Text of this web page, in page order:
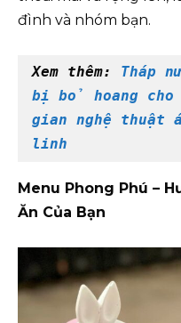
đình và nhóm bạn.
Xem thêm: Tháp
bị bỏ hoang cho
gian nghệ thuật
linh
Menu Phong Phú –
Ăn Của Bạn